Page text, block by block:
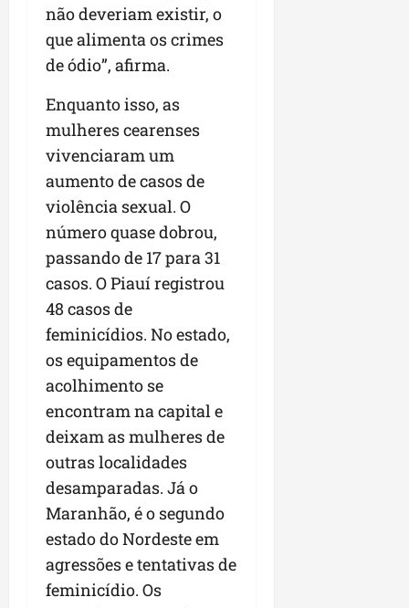
não deveriam existir, o
que alimenta os crimes
de ódio”, afirma.
Enquanto isso, as
mulheres cearenses
vivenciaram um
aumento de casos de
violência sexual. O
número quase dobrou,
passando de 17 para 31
casos. O Piauí registrou
48 casos de
feminicídios. No estado,
os equipamentos de
acolhimento se
encontram na capital e
deixam as mulheres de
outras localidades
desamparadas. Já o
Maranhão, é o segundo
estado do Nordeste em
agressões e tentativas de
feminicídio. Os